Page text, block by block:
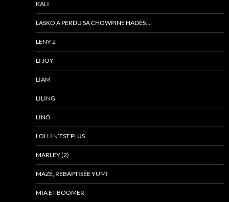
KALI
LASKO A PERDU SA CHOWPINE HADÈS….
LENY 2
LI JOY
LIAM
LILING
LINO
LOLLI N’EST PLUS….
MARLEY (2)
MAZÉ, REBAPTISÉE YUMI
MIA ET BOOMER